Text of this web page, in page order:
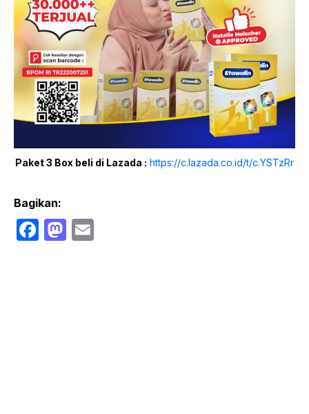
Paket 3 Box beli di Lazada : https://c.lazada.co.id/t/c.YSTzRr
Bagikan:
F
M